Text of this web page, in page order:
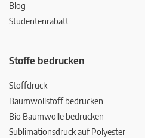
Blog
Studentenrabatt
Stoffe bedrucken
Stoffdruck
Baumwollstoff bedrucken
Bio Baumwolle bedrucken
Sublimationsdruck auf Polyester